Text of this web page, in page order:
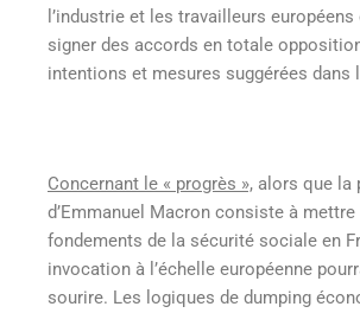
l’industrie et les travailleurs
signer des accords en totale
intentions et mesures suggérées dans
Concernant le « progrès », alors que la
d’Emmanuel Macron consiste à
fondements de la sécurité sociale en
invocation à l’échelle européenne
sourire. Les logiques de dumping